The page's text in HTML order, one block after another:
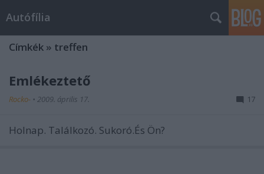
Autófília
Címkék » treffen
Emlékeztető
Rocko- • 2009. április 17. 17
Holnap. Találkozó. Sukoró.És Ön?